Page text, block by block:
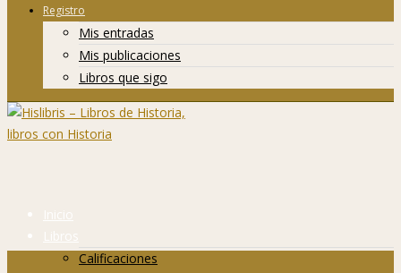
Registro
Mis entradas
Mis publicaciones
Libros que sigo
Inicio
Libros
Calificaciones